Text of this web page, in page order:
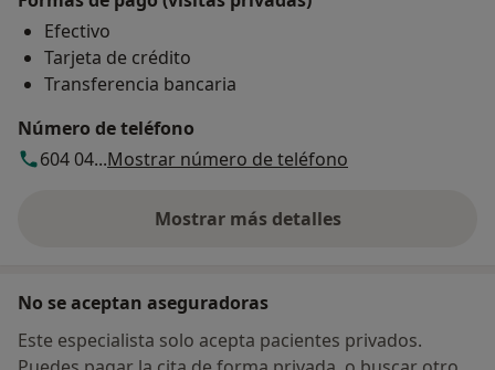
Efectivo
Tarjeta de crédito
Transferencia bancaria
Número de teléfono
604 04...Mostrar número de teléfono
Mostrar más detalles
sobre la dirección
No se aceptan aseguradoras
Este especialista solo acepta pacientes privados.